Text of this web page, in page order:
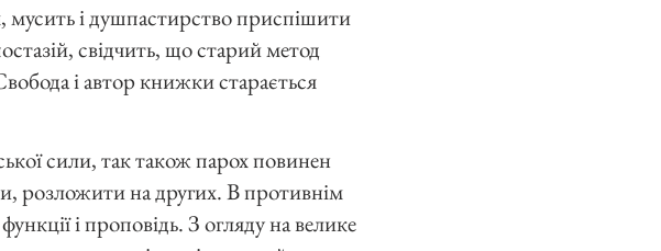
мусить і душпастирство приспішити
свідчить, що старий метод
і автор книжки старається
сили, так також парох повинен
розложити на других. В противнім
і проповідь. З огляду на велике